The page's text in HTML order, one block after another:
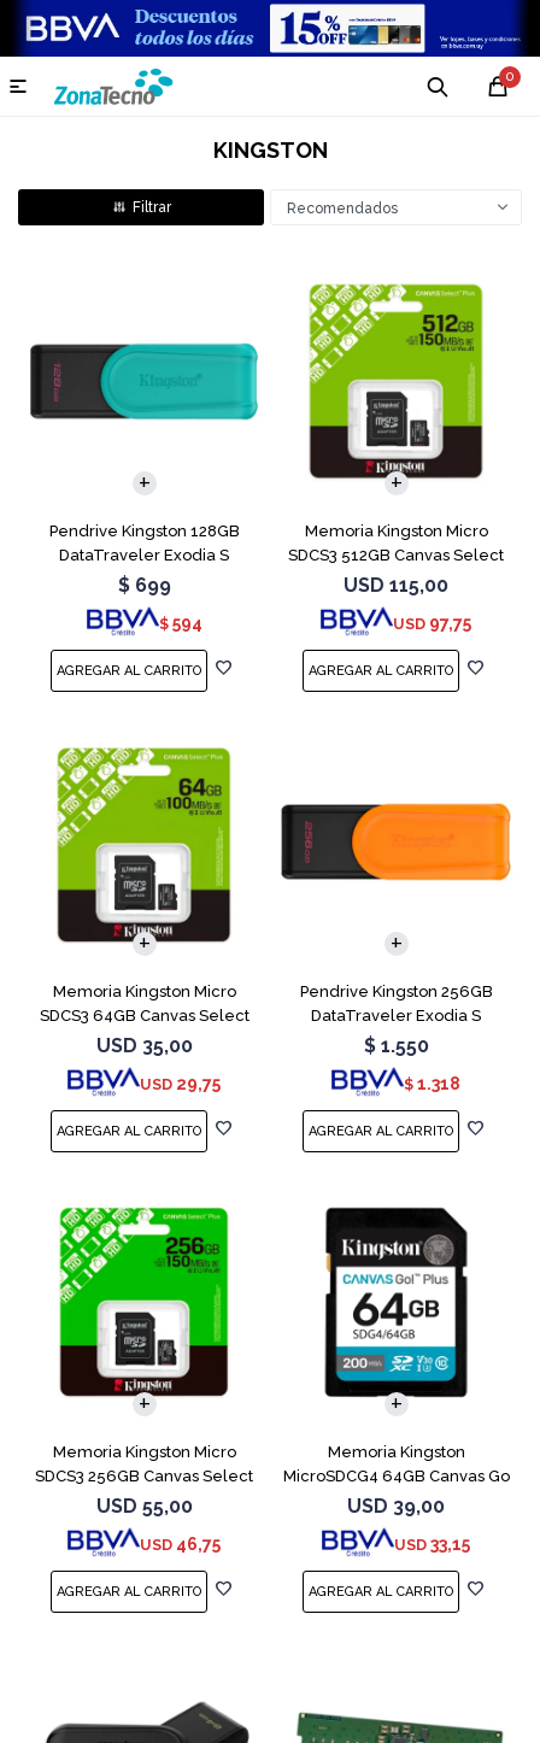
0

KINGSTON
Recomendados
Pendrive Kingston 128GB
DataTraveler Exodia S
Turquesa
$ 699
$ 594
Memoria Kingston Micro
SDCS3 512GB Canvas Select
Plus
USD 115,00
USD 97,75
Memoria Kingston Micro
SDCS3 64GB Canvas Select
Plus
USD 35,00
USD 29,75
Pendrive Kingston 256GB
DataTraveler Exodia S
Naranja
$ 1.550
$ 1.318
Memoria Kingston Micro
SDCS3 256GB Canvas Select
Plus
USD 55,00
USD 46,75
Memoria Kingston
MicroSDCG4 64GB Canvas Go
Plus V30
USD 39,00
USD 33,15